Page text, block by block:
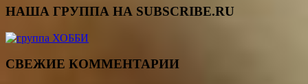
НАША ГРУППА НА SUBSCRIBE.RU
СВЕЖИЕ КОММЕНТАРИИ